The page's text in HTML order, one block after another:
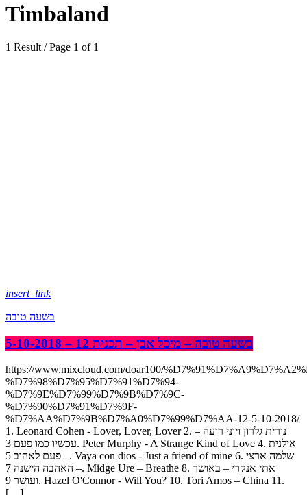
Timbaland
1 Result / Page 1 of 1
insert_link
בשעה טובה
בשעה טובה – מיכל אבן – תכנית 12 – 5-10-2018
https://www.mixcloud.com/doar100/
%D7%98%D7%95%D7%91%D7%94-
%D7%9E%D7%99%D7%9B%D7%9C-
%D7%90%D7%91%D7%9F-
%D7%AA%D7%9B%D7%A0%D7%99%D7%AA-12-5-10-2018/
1. Leonard Cohen - Lover, Lover, Lover 2. נורית גלרון ויוני רועה –
עכשיו כמו פעם 3. Peter Murphy - A Strange Kind of Love 4. אילנית
– פעם לאהוב 5. Vaya con dios - Just a friend of mine 6. שלמה ארצי
– האהבה הישנה 7. Midge Ure – Breathe 8. אתי אנקרי – באושר
ועושר 9. Hazel O'Connor - Will You? 10. Tori Amos – China 11.